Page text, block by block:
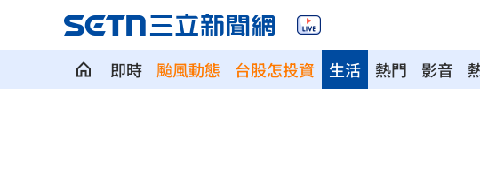
即時 颱風動態 台股怎投資 熱門 影音
生活